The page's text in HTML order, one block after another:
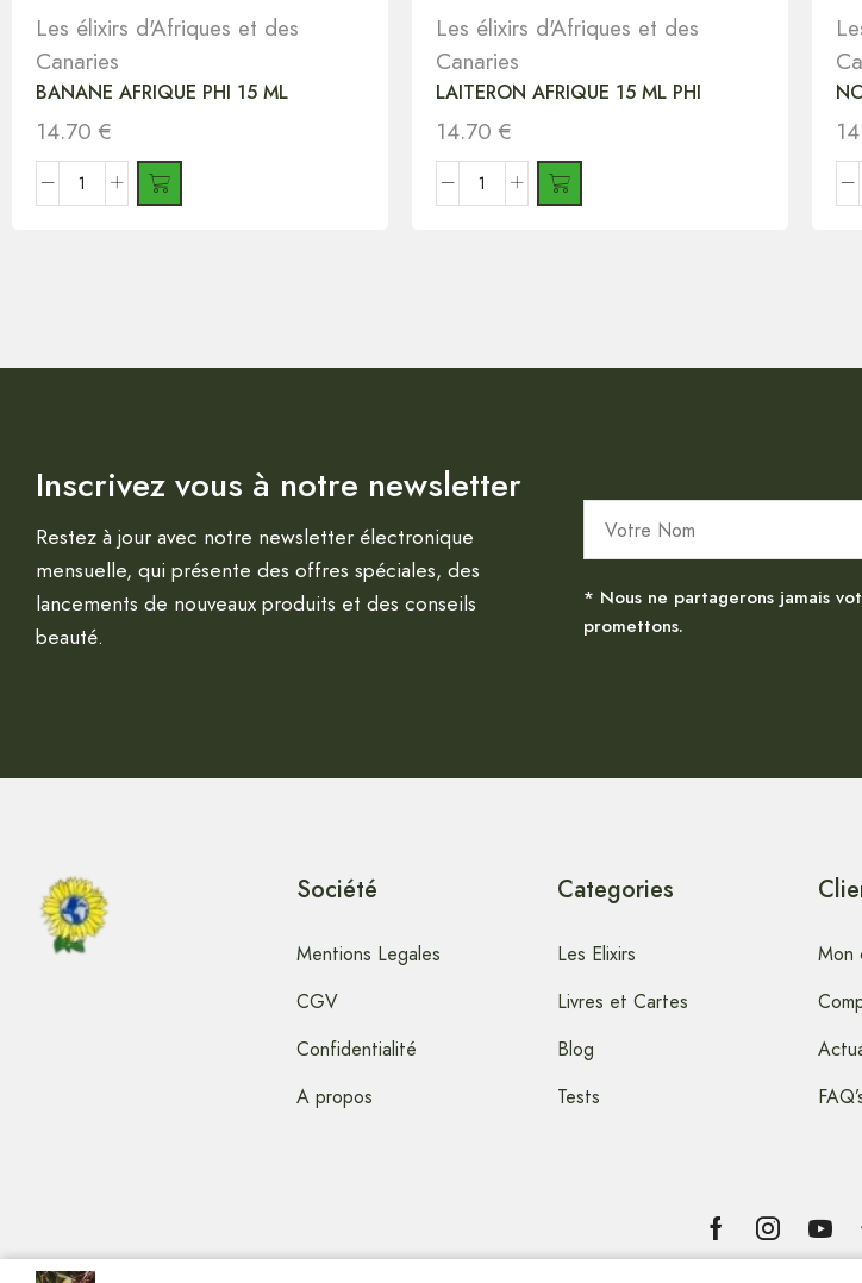
Les élixirs d'Afriques et des
Canaries
BANANE AFRIQUE PHI 15 ML
14.70 €
Les élixirs d'Afriques et des
Canaries
LAITERON AFRIQUE 15 ML PHI
14.70 €
Inscrivez vous à notre newsletter
Restez à jour avec notre newsletter électronique
mensuelle, qui présente des offres spéciales, des
lancements de nouveaux produits et des conseils
beauté.
* Nous ne partagerons jamais
promettons.
Société
Mentions Legales
CGV
Confidentialité
A propos
Categories
Les Elixirs
Livres et Cartes
Blog
Tests
Mon
Copyright © 2024 artstella-